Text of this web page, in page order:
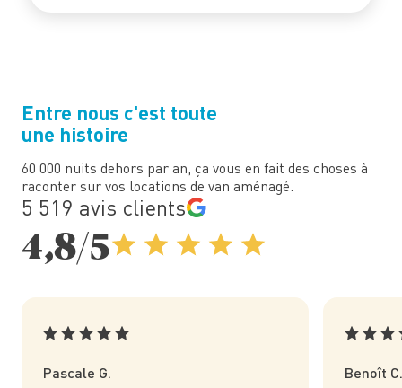
Entre nous c'est toute
une histoire
60 000 nuits dehors par an, ça vous en fait des choses à
raconter sur vos locations de van aménagé.
5 519 avis clients
4,8/5
Pascale G. Benoît C.